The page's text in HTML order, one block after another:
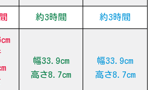
約3時間 約3時間
幅33.9cm
高さ8.7cm
幅33.9cm
高さ8.7cm